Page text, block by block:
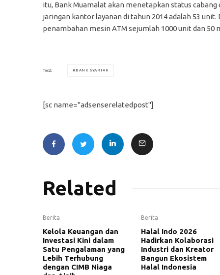
itu, Bank Muamalat akan menetapkan status
jaringan kantor layanan di tahun 2014 adalah 53
penambahan mesin ATM sejumlah 1000 unit dan 50
TAGS BANK SYARIAH
[sc name="adsenserelatedpost"]
Related
Berita
Kelola Keuangan dan
Investasi Kini dalam
Satu Pengalaman yang
Lebih Terhubung
dengan CIMB Niaga
Berita
Halal Indo 2026
Hadirkan Kolaborasi
Industri dan Kreator
Bangun Ekosistem
Halal Indonesia